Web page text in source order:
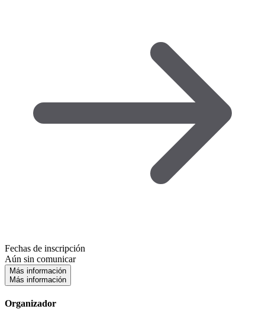
Fechas de inscripción
Aún sin comunicar
Más información
Más información
Organizador